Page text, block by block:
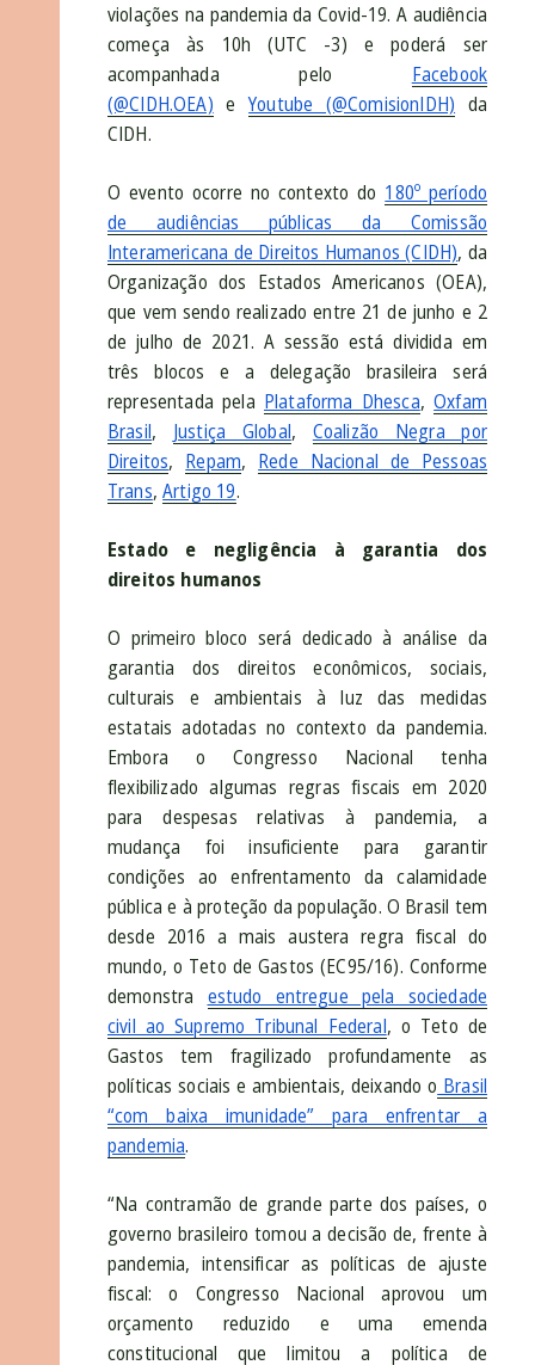
violações na pandemia da Covid-19. A audiência
começa às 10h (UTC -3) e poderá ser
acompanhada pelo Facebook
(@CIDH.OEA) eYoutube (@ComisionIDH) da
CIDH.
O evento ocorre no contexto do 180º período
de audiências públicas da Comissão
Interamericana de Direitos Humanos (CIDH), da
Organização dos Estados Americanos (OEA),
que vem sendo realizado entre 21 de junho e 2
de julho de 2021. A sessão está dividida em
três blocos e a delegação brasileira será
representada pela Plataforma Dhesca,Oxfam
Brasil, Justiça Global, Coalizão Negra por
Direitos, Repam, Rede Nacional de Pessoas
Trans,Artigo 19.
Estado e negligência à garantia dos
direitos humanos
O primeiro bloco será dedicado à análise da
garantia dos direitos econômicos, sociais,
culturais e ambientais à luz das medidas
estatais adotadas no contexto da pandemia.
Embora o Congresso Nacional tenha
flexibilizado algumas regras fiscais em 2020
para despesas relativas à pandemia, a
mudança foi insuficiente para garantir
condições ao enfrentamento da calamidade
pública e à proteção da população. O Brasil tem
desde 2016 a mais austera regra fiscal do
mundo, o Teto de Gastos (EC95/16). Conforme
demonstra estudo entregue pela sociedade
civil ao Supremo Tribunal Federal, o Teto de
Gastos tem fragilizado profundamente as
políticas sociais e ambientais, deixando o Brasil
“com baixa imunidade” para enfrentar a
pandemia.
“Na contramão de grande parte dos países, o
governo brasileiro tomou a decisão de, frente à
pandemia, intensificar as políticas de ajuste
fiscal: o Congresso Nacional aprovou um
orçamento reduzido e uma emenda
constitucional que limitou a política de